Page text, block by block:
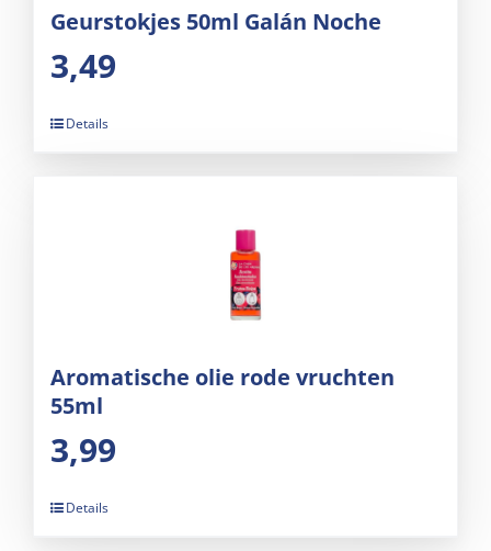
Geurstokjes 50ml Galán Noche
3,49
Details
Aromatische olie rode vruchten
55ml
3,99
Details